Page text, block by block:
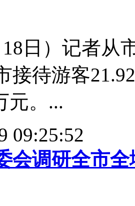
日）记者从
接待游客
元。...
09:25:52
会调研全市